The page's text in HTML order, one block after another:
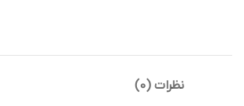
نظرات (0)